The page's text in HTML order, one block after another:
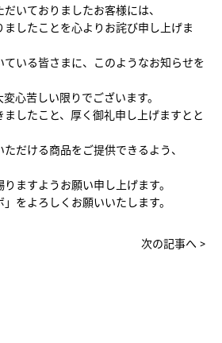
いておりましたお客様には、
ましたことを心よりお詫び申し上げま
ている皆さまに、このようなお知らせを
心苦しい限りでございます。
ましたこと、厚く御礼申し上げますとと
だける商品をご提供できるよう、
ますようお願い申し上げます。
をよろしくお願いいたします。
次の記事へ >